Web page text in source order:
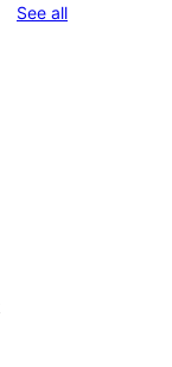
See allreviews